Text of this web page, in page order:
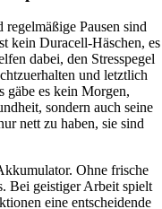
Pausen sind
kein Duracell-Häschen, es
dabei, den Stresspegel
und letztlich
gäbe es kein Morgen,
sondern auch seine
nett zu haben, sie sind
Ohne frische
Bei geistiger Arbeit spielt
eine entscheidende